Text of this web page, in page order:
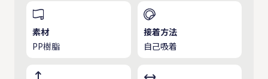
素材
PP樹脂
接着方法
自己吸着